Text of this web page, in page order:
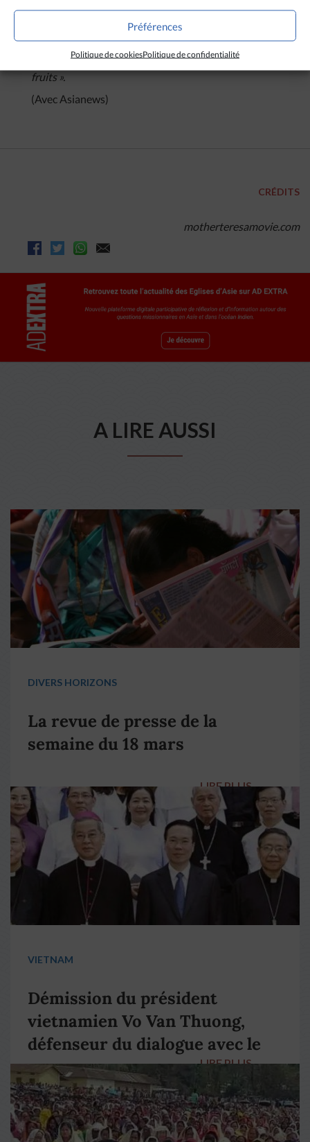
Préférences
Politique de cookiesPolitique de confidentialité
les producteurs du film pour« tous les efforts que
dont la vie et le témoignage ont porté tant de
fruits ».
(Avec Asianews)
CRÉDITS
motherteresamovie.com
A LIRE AUSSI
DIVERS HORIZONS
La revue de presse de la
semaine du 18 mars
LIRE PLUS →
VIETNAM
Démission du président
vietnamien Vo Van Thuong,
défenseur du dialogue avec le
pape François
LIRE PLUS →